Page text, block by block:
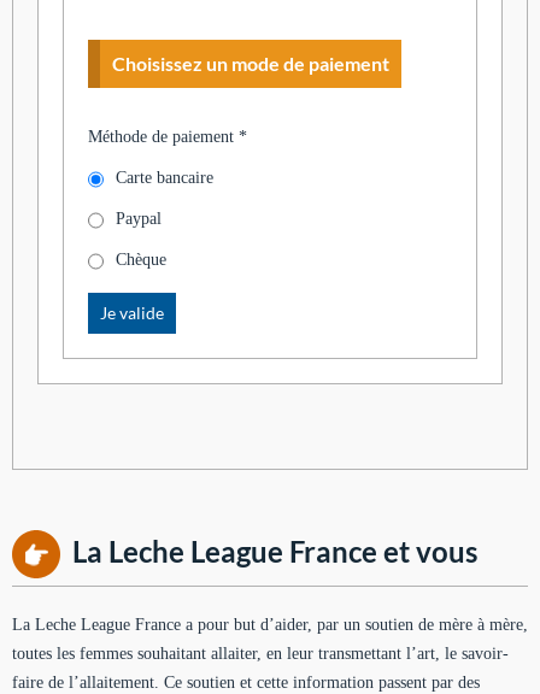
Choisissez un mode de paiement
Méthode de paiement *
Carte bancaire
Paypal
Chèque
Je valide
La Leche League France et vous
La Leche League France a pour but d’aider, par un soutien de mère à mère,
toutes les femmes souhaitant allaiter, en leur transmettant l’art, le savoir-
faire de l’allaitement. Ce soutien et cette information passent par des